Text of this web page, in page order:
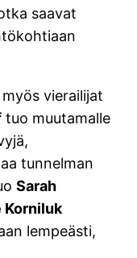
saavat
vierailijat
tuo muutamalle
tunnelman
Sarah
Korniluk
lempeästi,